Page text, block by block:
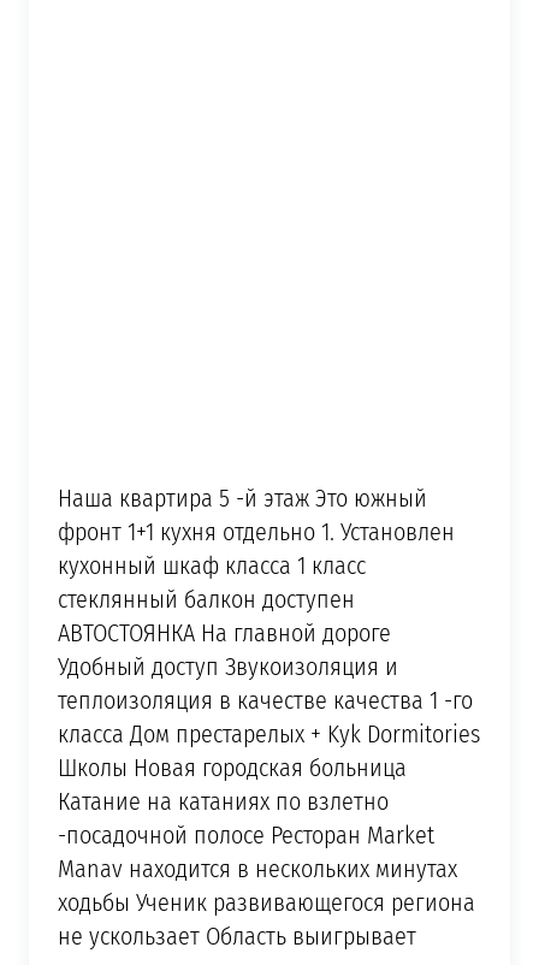
Наша квартира 5 -й этаж Это южный
фронт 1+1 кухня отдельно 1. Установлен
кухонный шкаф класса 1 класс
стеклянный балкон доступен
АВТОСТОЯНКА На главной дороге
Удобный доступ Звукоизоляция и
теплоизоляция в качестве качества 1 -го
класса Дом престарелых + Kyk Dormitories
Школы Новая городская больница
Катание на катаниях по взлетно
-посадочной полосе Ресторан Market
Manav находится в нескольких минутах
ходьбы Ученик развивающегося региона
не ускользает Область выигрывает